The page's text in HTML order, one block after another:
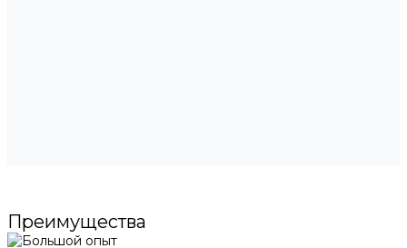
Преимущества